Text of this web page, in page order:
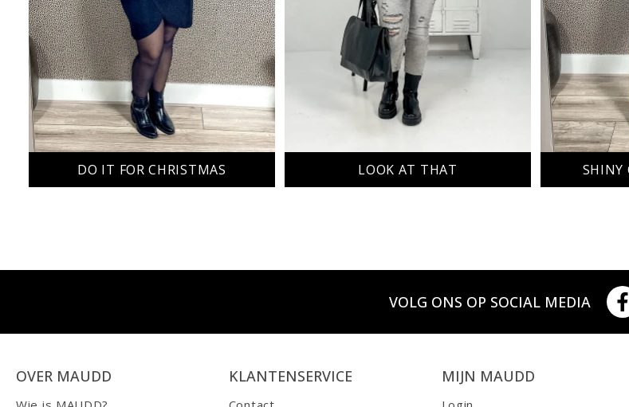
DO IT FOR CHRISTMAS LOOK AT THAT SHINY
VOLG ONS OP SOCIAL MEDIA
OVER MAUDD KLANTENSERVICE MIJN MAUDD